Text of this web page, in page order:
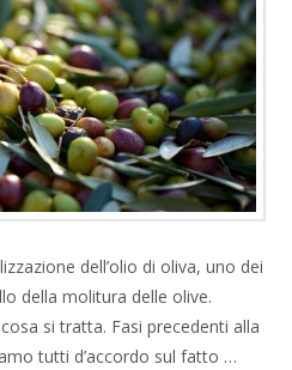
dell’olio di oliva, uno dei
della molitura delle olive.
si tratta. Fasi precedenti alla
tutti d’accordo sul fatto …